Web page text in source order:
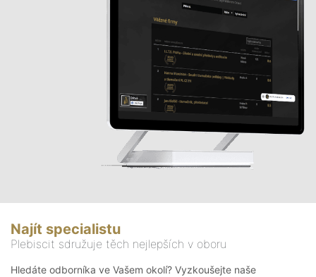
Najít specialistu
Plebiscit sdružuje těch nejlepších v oboru
Hledáte odborníka ve Vašem okolí? Vyzkoušejte naše